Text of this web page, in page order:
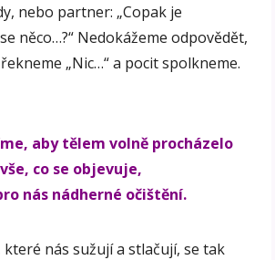
nebo partner: „Copak je
něco…?“ Nedokážeme odpovědět,
„Nic…“ a pocit spolkneme.
aby tělem volně procházelo
vše, co se objevuje,
nás nádherné očištění.
které nás sužují a stlačují, se tak